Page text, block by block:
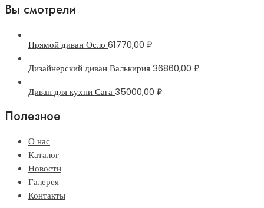
Вы смотрели
Прямой диван Осло 61770,00 ₽
Дизайнерский диван Валькирия36860,00 ₽
Диван для кухни Сага35000,00 ₽
Полезное
О нас
Каталог
Новости
Галерея
Контакты